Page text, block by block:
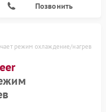
Позвонить
режим охлаждение/нагрев